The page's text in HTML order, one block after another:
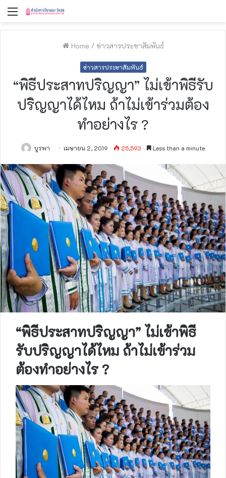
Menu
Home / ข่าวสารประชาสัมพันธ์
ข่าวสารประชาสัมพันธ์
“พิธีประสาทปริญญา” ไม่เข้าพิธีรับ
ปริญญาได้ไหม ถ้าไม่เข้าร่วมต้อง
ทำอย่างไร ?
บูรพา เมษายน 2, 2019 25,593 Less than a minute
“พิธีประสาทปริญญา” ไม่เข้าพิธี
รับปริญญาได้ไหม ถ้าไม่เข้าร่วม
ต้องทำอย่างไร ?